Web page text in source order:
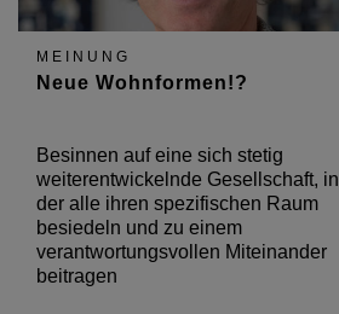
MEINUNG
Neue Wohnformen!?
Besinnen auf eine sich stetig
weiterentwickelnde Gesellschaft, in
der alle ihren spezifischen Raum
besiedeln und zu einem
verantwortungsvollen Miteinander
beitragen